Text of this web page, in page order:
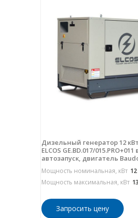
Дизельный генератор 12
ELCOS GE.BD.017/
автозапуск, двигатель
Мощность номинальная, кВт 12
Мощность максимальная, кВт
Запросить цену